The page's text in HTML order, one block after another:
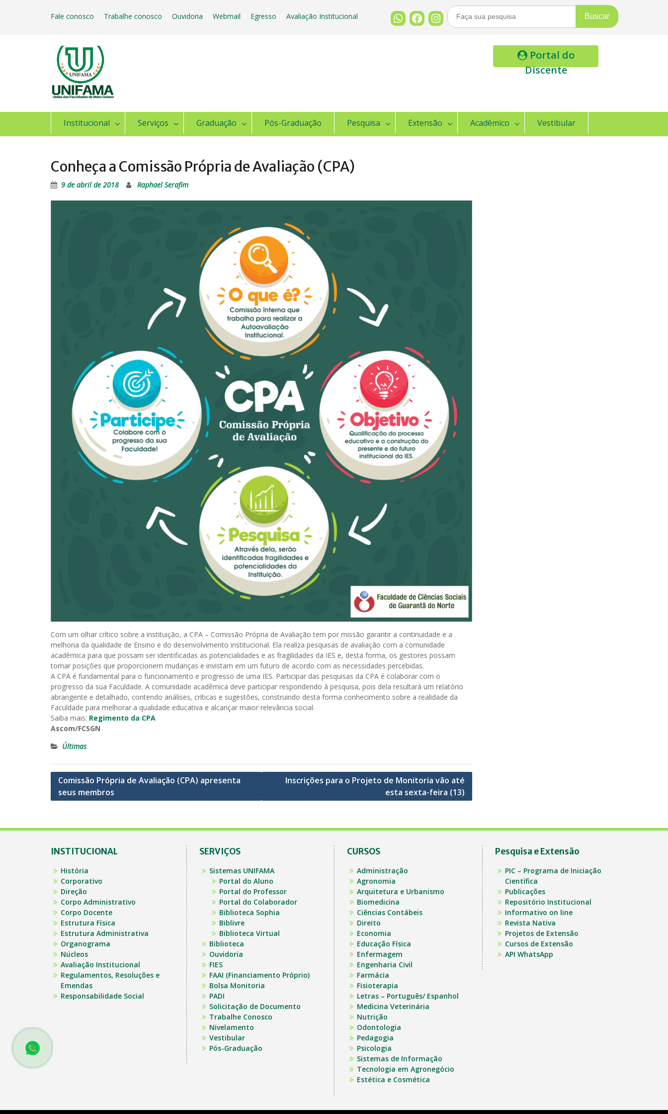
Fale conosco Trabalhe conosco Ouvidoria Webmail Egresso Avaliação Institucional
Buscar
Por:
Portal do
Discente
Institucional Serviços Graduação Pós-Graduação Pesquisa Extensão Acadêmico Vestibular
Conheça a Comissão Própria de Avaliação (CPA)
9 de abril de 2018 Raphael Serafim
Com um olhar crítico sobre a instituição, a CPA – Comissão Própria de Avaliação tem por missão garantir a continuidade e a
melhoria da qualidade de Ensino e do desenvolvimento institucional. Ela realiza pesquisas de avaliação com a comunidade
acadêmica para que possam ser identificadas as potencialidades e as fragilidades da IES e, desta forma, os gestores possam
tomar posições que proporcionem mudanças e invistam em um futuro de acordo com as necessidades percebidas.
A CPA é fundamental para o funcionamento e progresso de uma IES. Participar das pesquisas da CPA é colaborar com o
progresso da sua Faculdade. A comunidade acadêmica deve participar respondendo à pesquisa, pois dela resultará um relatório
abrangente e detalhado, contendo análises, críticas e sugestões, construindo desta forma conhecimento sobre a realidade da
Faculdade para melhorar a qualidade educativa e alcançar maior relevância social.
Saiba mais: Regimento da CPA
Ascom/FCSGN
Últimas
Navegação
de
Comissão Própria de Avaliação (CPA) apresenta
seus membros
Inscrições para o Projeto de Monitoria vão até
esta sexta-feira (13)
INSTITUCIONAL
História
Corporativo
Direção
Corpo Administrativo
Corpo Docente
Estrutura Física
Estrutura Administrativa
Organograma
Núcleos
Avaliação Institucional
Regulamentos, Resoluções e
Emendas
Responsabilidade Social
SERVIÇOS
Sistemas UNIFAMA
Portal do Aluno
Portal do Professor
Portal do Colaborador
Biblioteca Sophia
Biblivre
Biblioteca Virtual
Biblioteca
Ouvidoria
FIES
FAAI (Financiamento Próprio)
Bolsa Monitoria
PADI
Solicitação de Documento
Trabalhe Conosco
Nivelamento
Vestibular
Pós-Graduação
CURSOS
Administração
Agronomia
Arquitetura e Urbanismo
Biomedicina
Ciências Contábeis
Direito
Economia
Educação Física
Enfermagem
Engenharia Civil
Farmácia
Fisioterapia
Letras – Português/ Espanhol
Medicina Veterinária
Nutrição
Odontologia
Pedagogia
Psicologia
Sistemas de Informação
Tecnologia em Agronegócio
Estética e Cosmética
Pesquisa e Extensão
PIC – Programa de Iniciação
Científica
Publicações
Repositório Institucional
Informativo on line
Revista Nativa
Projetos de Extensão
Cursos de Extensão
API WhatsApp